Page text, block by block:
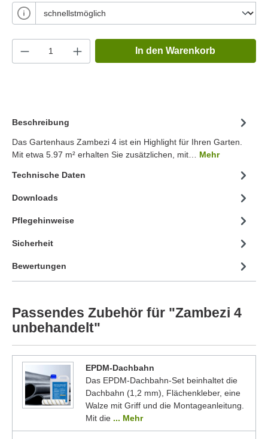
In den Warenkorb
Beschreibung
Das Gartenhaus Zambezi 4 ist ein Highlight für Ihren Garten.
Mit etwa 5.97 m² erhalten Sie zusätzlichen, mit… Mehr
Technische Daten
Downloads
Pflegehinweise
Sicherheit
Bewertungen
Passendes Zubehör für "Zambezi 4
unbehandelt"
EPDM-Dachbahn
Das EPDM-Dachbahn-Set beinhaltet die
Dachbahn (1,2 mm), Flächenkleber, eine
Walze mit Griff und die Montageanleitung.
Mit die ... Mehr